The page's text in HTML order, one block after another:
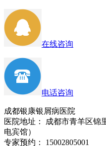
在线咨询
电话咨询
成都银康银屑病医院
医院地址： 成都市青羊区锦
电宾馆）
专家预约： 15002805001